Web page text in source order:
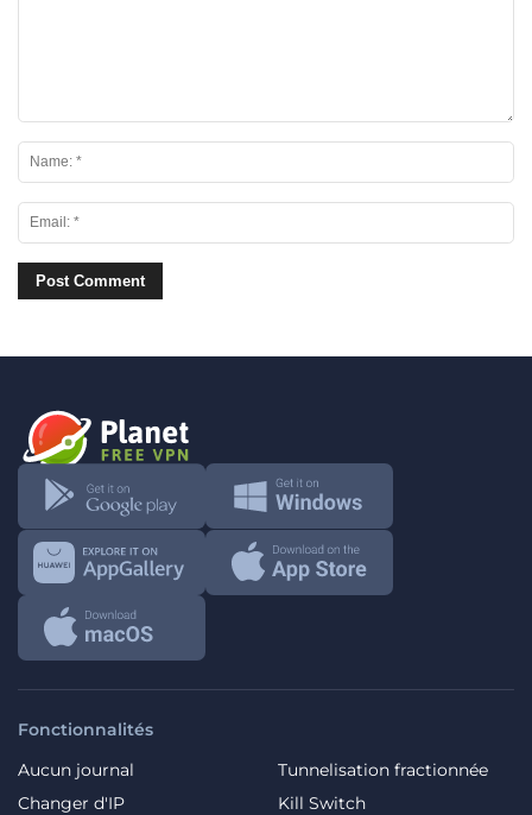
Fonctionnalités
Aucun journal
Tunnelisation fractionnée
Changer d'IP
Kill Switch